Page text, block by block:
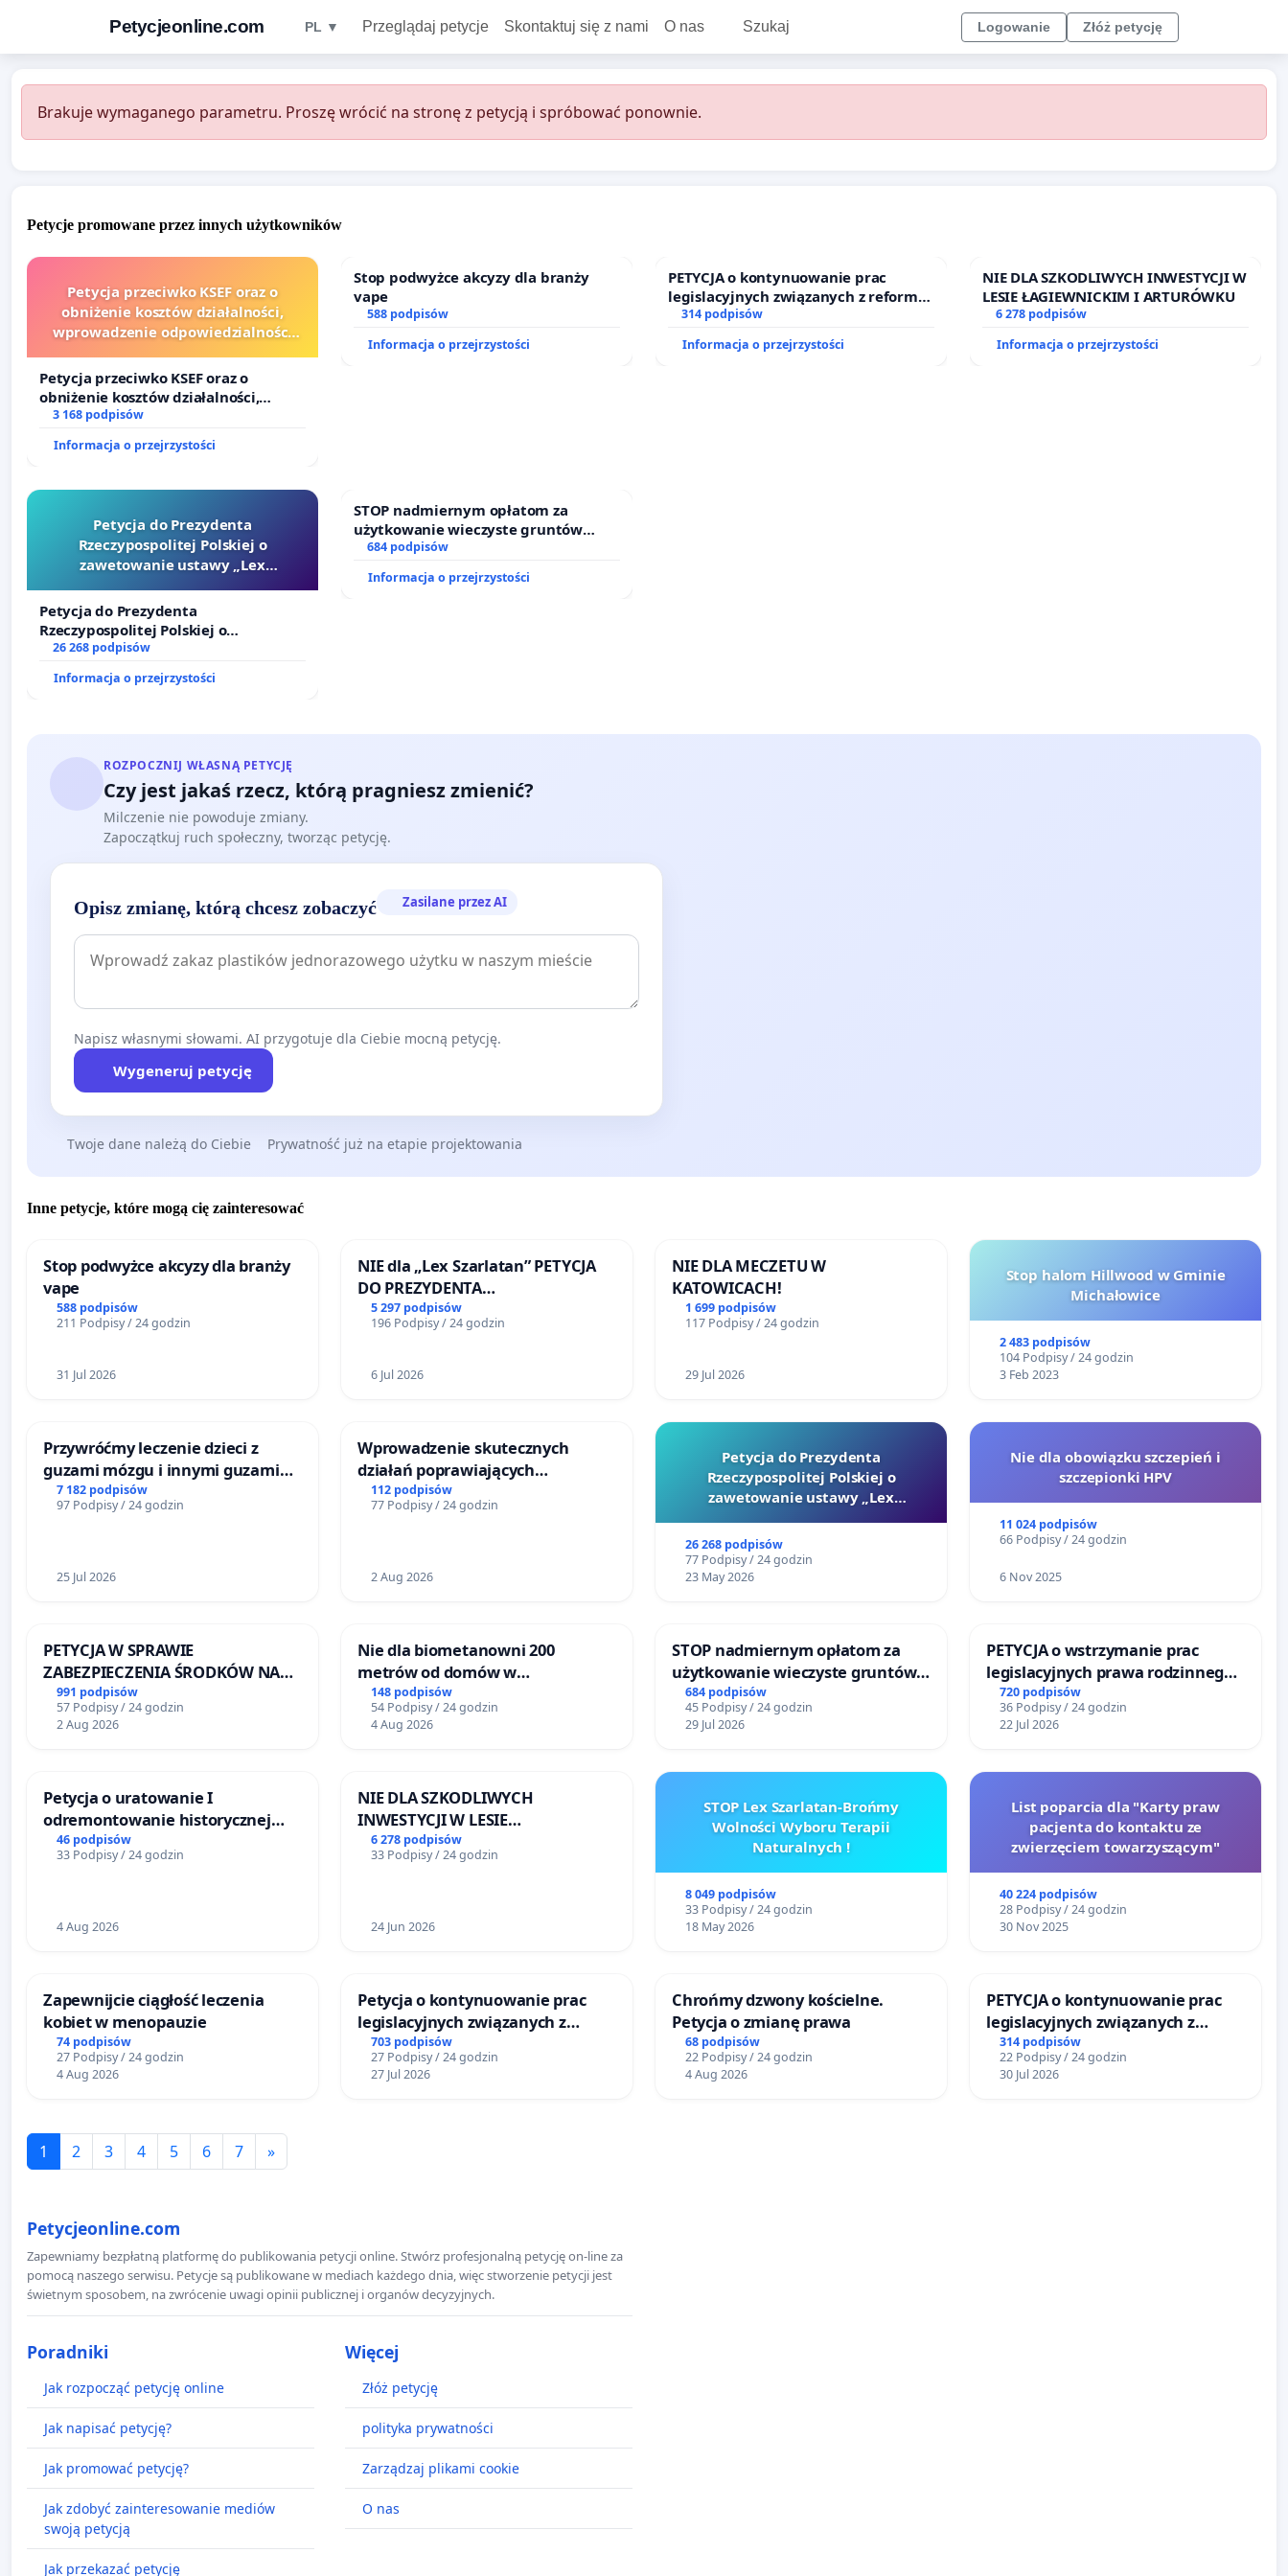
Petycjeonline.com PL ▼ Przeglądaj petycje Skontaktuj się z nami O nas Szukaj Logowanie Złóż petycję
Brakuje wymaganego parametru. Proszę wrócić na stronę z petycją i spróbować ponownie.
Petycje promowane przez innych użytkowników
Petycja przeciwko KSEF oraz o
obniżenie kosztów działalności,
wprowadzenie odpowiedzialności
sędziów
Petycja przeciwko KSEF oraz o
obniżenie kosztów działalności,
wprowadzenie odpowiedzialności
finansowej kluczowych urzędników i
sędziów
3 168 podpisów
Informacja o przejrzystości
Stop podwyżce akcyzy dla branży
vape
588 podpisów
Informacja o przejrzystości
PETYCJA o kontynuowanie prac
legislacyjnych związanych z reformą
prawa rodzinnego
314 podpisów
Informacja o przejrzystości
NIE DLA SZKODLIWYCH INWESTYCJI W
LESIE ŁAGIEWNICKIM I ARTURÓWKU
6 278 podpisów
Informacja o przejrzystości
Petycja do Prezydenta
Rzeczypospolitej Polskiej o
zawetowanie ustawy „Lex
Petycja do Prezydenta
Rzeczypospolitej Polskiej o
zawetowanie ustawy „Lex Szarlatan”
26 268 podpisów
Informacja o przejrzystości
STOP nadmiernym opłatom za
użytkowanie wieczyste gruntów
zajmowanych przez rodzinne ogrody
działkowe.
684 podpisów
Informacja o przejrzystości
ROZPOCZNIJ WŁASNĄ PETYCJĘ
Czy jest jakaś rzecz, którą pragniesz zmienić?
Milczenie nie powoduje zmiany.
Zapoczątkuj ruch społeczny, tworząc petycję.
Opisz zmianę, którą chcesz zobaczyć Zasilane przez AI
Napisz własnymi słowami. AI przygotuje dla Ciebie mocną petycję.
Wygeneruj petycję
Twoje dane należą do Ciebie Prywatność już na etapie projektowania
Inne petycje, które mogą cię zainteresować
Stop podwyżce akcyzy dla branży
vape
588 podpisów
211 Podpisy / 24 godzin
31 Jul 2026
NIE dla „Lex Szarlatan” PETYCJA
DO PREZYDENTA
RZECZYPOSPOLITEJ POLSKIEJ
5 297 podpisów
196 Podpisy / 24 godzin
6 Jul 2026
NIE DLA MECZETU W
KATOWICACH!
1 699 podpisów
117 Podpisy / 24 godzin
29 Jul 2026
Stop halom Hillwood w Gminie
Michałowice
2 483 podpisów
104 Podpisy / 24 godzin
3 Feb 2023
Przywróćmy leczenie dzieci z
guzami mózgu i innymi guzami
litymi do Górnośląskiego
Centrum Zdrowia Dziecka w
7 182 podpisów
97 Podpisy / 24 godzin
25 Jul 2026
Wprowadzenie skutecznych
działań poprawiających
bezpieczeństwo na ulicy
Żeromskiego w Otwocku
112 podpisów
77 Podpisy / 24 godzin
2 Aug 2026
Petycja do Prezydenta
Rzeczypospolitej Polskiej o
zawetowanie ustawy „Lex
26 268 podpisów
77 Podpisy / 24 godzin
23 May 2026
Nie dla obowiązku szczepień i
szczepionki HPV
11 024 podpisów
66 Podpisy / 24 godzin
6 Nov 2025
PETYCJA W SPRAWIE
ZABEZPIECZENIA ŚRODKÓW NA
FUNKCJONOWANIE SCHRONISKA
DLA BEZDOMNYCH ZWIERZĄT W
SKARYSZEWIE
991 podpisów
57 Podpisy / 24 godzin
2 Aug 2026
Nie dla biometanowni 200
metrów od domów w
Biernatkach, gm. Wądroże
Wielkie
148 podpisów
54 Podpisy / 24 godzin
4 Aug 2026
STOP nadmiernym opłatom za
użytkowanie wieczyste gruntów
zajmowanych przez rodzinne
ogrody działkowe.
684 podpisów
45 Podpisy / 24 godzin
29 Jul 2026
PETYCJA o wstrzymanie prac
legislacyjnych prawa rodzinnego
narażających ofiary przemocy
720 podpisów
36 Podpisy / 24 godzin
22 Jul 2026
Petycja o uratowanie I
odremontowanie historycznej
Lokomotywy sm42-914
46 podpisów
33 Podpisy / 24 godzin
4 Aug 2026
NIE DLA SZKODLIWYCH
INWESTYCJI W LESIE
ŁAGIEWNICKIM I ARTURÓWKU
6 278 podpisów
33 Podpisy / 24 godzin
24 Jun 2026
STOP Lex Szarlatan-Brońmy
Wolności Wyboru Terapii
Naturalnych !
8 049 podpisów
33 Podpisy / 24 godzin
18 May 2026
List poparcia dla "Karty praw
pacjenta do kontaktu ze
zwierzęciem towarzyszącym"
40 224 podpisów
28 Podpisy / 24 godzin
30 Nov 2025
Zapewnijcie ciągłość leczenia
kobiet w menopauzie
74 podpisów
27 Podpisy / 24 godzin
4 Aug 2026
Petycja o kontynuowanie prac
legislacyjnych związanych z
reformą prawa rodzinnego
703 podpisów
27 Podpisy / 24 godzin
27 Jul 2026
Chrońmy dzwony kościelne.
Petycja o zmianę prawa
68 podpisów
22 Podpisy / 24 godzin
4 Aug 2026
PETYCJA o kontynuowanie prac
legislacyjnych związanych z
reformą prawa rodzinnego
314 podpisów
22 Podpisy / 24 godzin
30 Jul 2026
1 2 3 4 5 6 7 »
Petycjeonline.com
Zapewniamy bezpłatną platformę do publikowania petycji online. Stwórz profesjonalną petycję on-line za
pomocą naszego serwisu. Petycje są publikowane w mediach każdego dnia, więc stworzenie petycji jest
świetnym sposobem, na zwrócenie uwagi opinii publicznej i organów decyzyjnych.
Poradniki
Jak rozpocząć petycję online
Jak napisać petycję?
Jak promować petycję?
Jak zdobyć zainteresowanie mediów
swoją petycją
Jak przekazać petycję
Więcej
Złóż petycję
polityka prywatności
Zarządzaj plikami cookie
O nas